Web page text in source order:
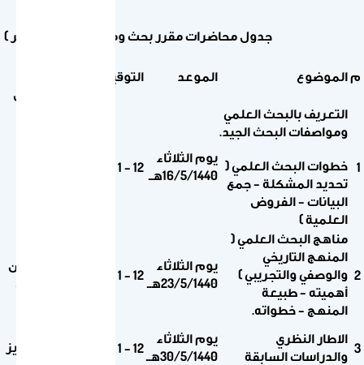
جدول محاضرات مقرر بحث ومناقشات ( 404 قصر )
مالموضوع الموعد التوقيت
التدريس
1
التعريف بالبحث العلمي
ومواصفات البحث الجيد.
خطوات البحث العلمي (
تحديد المشكلة – جمع
البيانات – الفروض
العلمية )
يوم الثلاثاء
16/5/1440هــ
12 – 1
2
مناهج البحث العلمي (
المنهج التاريخي
والوصفي والتجريبي )
أهميته – طبيعة
المنهج – خطواته.
يوم الثلاثاء
23/5/1440هــ
12 – 1
أ.د. عثمان
النشوان
3
الاطار النظري
والدراسات السابقة
يوم الثلاثاء
30/5/1440هــ
12 – 1
عبدالعزيز